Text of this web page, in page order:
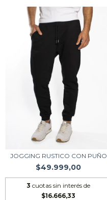
JOGGING RUSTICO CON PUÑO
$49.999,00
3 cuotas sin interés de
$16.666,33